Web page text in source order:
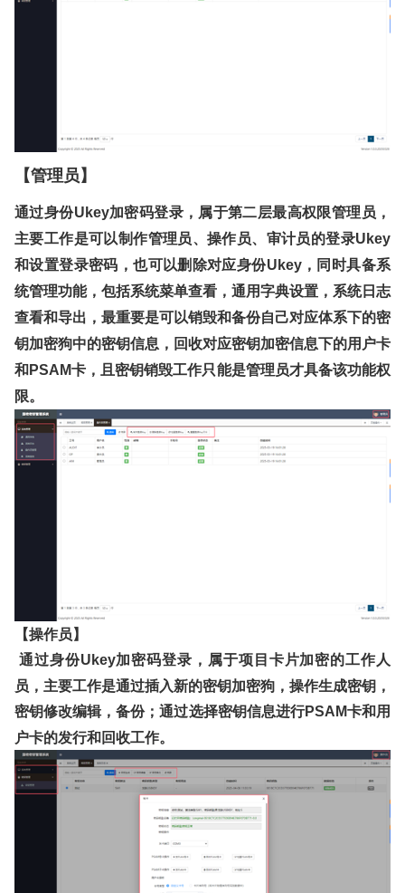
【管理员】
通过身份Ukey加密码登录，属于第二层最高权限管理员，
主要工作是可以制作管理员、操作员、审计员的登录Ukey
和设置登录密码，也可以删除对应身份Ukey，同时具备系
统管理功能，包括系统菜单查看，通用字典设置，系统日志
查看和导出，最重要是可以销毁和备份自己对应体系下的密
钥加密狗中的密钥信息，回收对应密钥加密信息下的用户卡
和 PSAM卡，且密钥销毁工作只能是管理员才具备该功能权
限。
【操作员】
通过身份Ukey加密码登录，属于项目卡片加密的工作人
员，主要工作是通过插入新的密钥加密狗，操作生成密钥，
密钥修改编辑，备份；通过选择密钥信息进行PSAM卡和用
户卡的发行和回收工作。